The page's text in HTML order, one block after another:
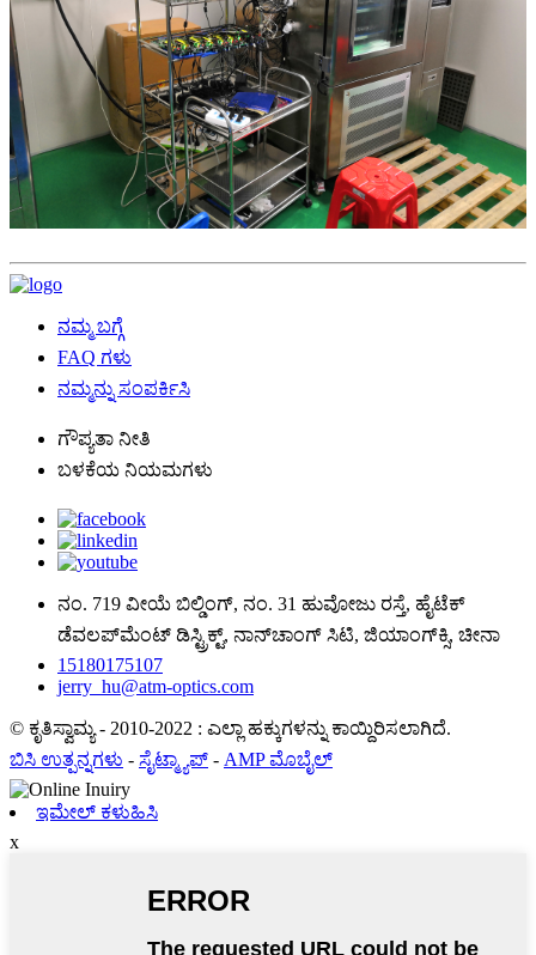
ನಮ್ಮ ಬಗ್ಗೆ
FAQ ಗಳು
ನಮ್ಮನ್ನು ಸಂಪರ್ಕಿಸಿ
ಗೌಪ್ಯತಾ ನೀತಿ
ಬಳಕೆಯ ನಿಯಮಗಳು
ನಂ. 719 ವೀಯೆ ಬಿಲ್ಡಿಂಗ್, ನಂ. 31 ಹುವೋಜು ರಸ್ತೆ, ಹೈಟೆಕ್
ಡೆವಲಪ್‌ಮೆಂಟ್ ಡಿಸ್ಟ್ರಿಕ್ಟ್, ನಾನ್‌ಚಾಂಗ್ ಸಿಟಿ, ಜಿಯಾಂಗ್‌ಕ್ಸಿ, ಚೀನಾ
15180175107
jerry_hu@atm-optics.com
© ಕೃತಿಸ್ವಾಮ್ಯ - 2010-2022 : ಎಲ್ಲಾ ಹಕ್ಕುಗಳನ್ನು ಕಾಯ್ದಿರಿಸಲಾಗಿದೆ.
ಬಿಸಿ ಉತ್ಪನ್ನಗಳು - ಸೈಟ್ಮ್ಯಾಪ್ - AMP ಮೊಬೈಲ್
ಇಮೇಲ್ ಕಳುಹಿಸಿ
x